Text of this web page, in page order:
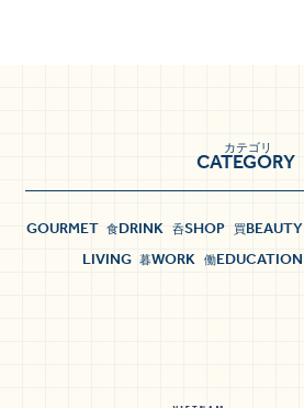
CATEGORY
カテゴリ
GOURMET 食DRINK 呑SHOP 買BEAUTY
LIVING 暮WORK 働EDUCATION